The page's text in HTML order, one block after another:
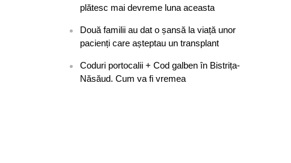
plătesc mai devreme luna aceasta
Două familii au dat o șansă la viață unor
pacienți care așteptau un transplant
Coduri portocalii + Cod galben în Bistrița-
Năsăud. Cum va fi vremea